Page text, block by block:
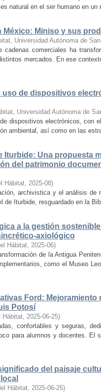
natural en el ser humano en
México: Miniso y sus
Universidad Autónoma de
comerciales ha
mercados. En ese
de dispositivos
Universidad Autónoma de
dispositivos electrónicos, con
ambiental, así como en las
Iturbide: Una propuesta
del patrimonio
Hábitat, 2025-08)
archivistica y el análisis de
de Iturbide, resguardado en la
a la gestión
axiológico
Hábitat, 2025-06)
de la Antigua
como el Museo
Ford:
Potosí
Hábitat, 2025-06-25)
confortables y seguras,
para alumnos y docentes. El
del paisaje
Hábitat, 2025-06-25)